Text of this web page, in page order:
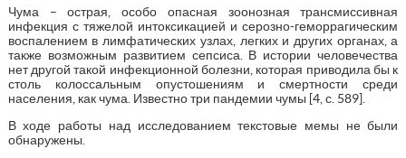
Чума – острая, особо опасная зоонозная трансмиссивная
инфекция с тяжелой интоксикацией и серозно-геморрагическим
воспалением в лимфатических узлах, легких и других органах, а
также возможным развитием сепсиса. В истории человечества
нет другой такой инфекционной болезни, которая приводила бы к
столь колоссальным опустошениям и смертности среди
населения, как чума. Известно три пандемии чумы [4, с. 589].
В ходе работы над исследованием текстовые мемы не были
обнаружены.